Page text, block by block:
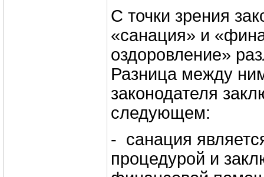
С точки зрения
«санация» и
оздоровление»
Разница между
законодателя
следующем:
- санация
процедурой и